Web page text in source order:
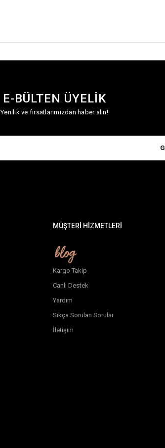
E-BÜLTEN ÜYELİK
Yenilik ve fırsatlarımızdan haber alın!
MÜŞTERİ HİZMETLERİ
Kargo Takip
Canlı Destek
Yardım
Sıkça Sorulan Sorular
İletişim